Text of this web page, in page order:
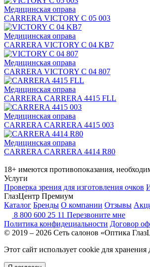
Медицинская оправа
CARRERA VICTORY C 05 003
Медицинская оправа
CARRERA VICTORY C 04 KB7
Медицинская оправа
CARRERA VICTORY C 04 807
Медицинская оправа
CARRERA CARRERA 4415 FLL
Медицинская оправа
CARRERA CARRERA 4415 003
Медицинская оправа
CARRERA CARRERA 4414 R80
18+ имеются противопоказания,
Услуги
Проверка зрения для изготовления очков
ГлазЦентр Премиум
Каталог Бренды О компании Отзывы
8 800 600 25 11 Перезвоните мне
Политика конфидециальности Договор
© 2019 – 2026 Сеть салонов «Оптика
Этот сайт использует cookie для